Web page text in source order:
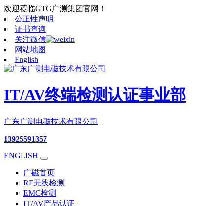
欢迎莅临GTG广测集团官网！
公正性声明
证书查询
关注微信
网站地图
English
IT/AV终端检测认证事业部
广东广测电磁技术有限公司
13925591357
ENGLISH
广磁首页
RF无线检测
EMC检测
IT/AV产品认证